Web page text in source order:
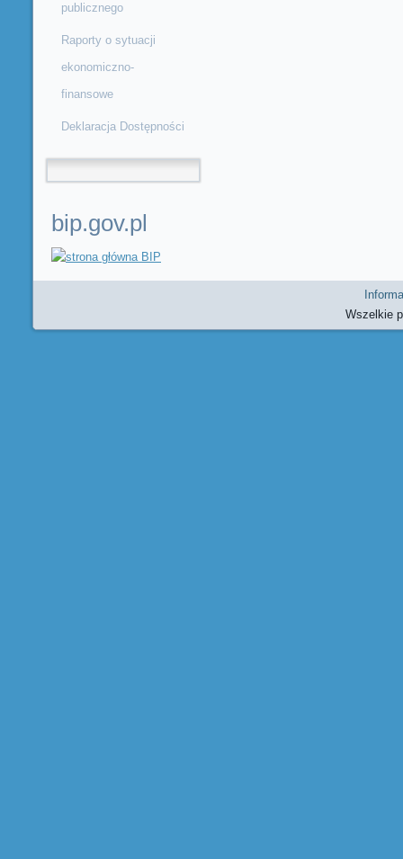
publicznego
Raporty o sytuacji
ekonomiczno-
finansowe
Deklaracja Dostępności
Formularz wyszukiwania
bip.gov.pl
Wszelkie